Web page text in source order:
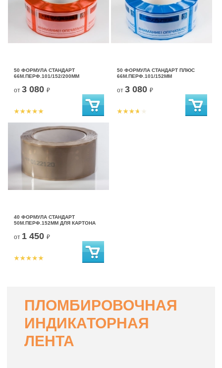
50 ФОРМУЛА СТАНДАРТ
66М.ПЕРФ.101/152/200ММ
от 3 080 ₽
50 ФОРМУЛА СТАНДАРТ ПЛЮС
66М.ПЕРФ.101/152ММ
от 3 080 ₽
40 ФОРМУЛА СТАНДАРТ
50М.ПЕРФ.152ММ ДЛЯ КАРТОНА
от 1 450 ₽
ПЛОМБИРОВОЧНАЯ
ИНДИКАТОРНАЯ
ЛЕНТА